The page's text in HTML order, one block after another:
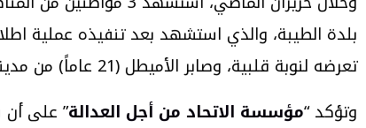
تعرضه لنوبة قلبية، وصابر الأميطل (21 عاماً) من مدينة النقب، والذي استشهد داخل زنزانة في سجن “شكما” التابع لجهاز “الشاباك” الإسرائيلي.
وتؤكد “مؤسسة الاتحاد من أجل العدالة” على أن